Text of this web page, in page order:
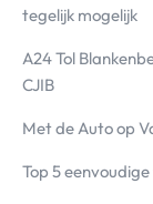
tegelijk mogelijk
A24 Tol
CJIB
Met de Auto op
Top 5